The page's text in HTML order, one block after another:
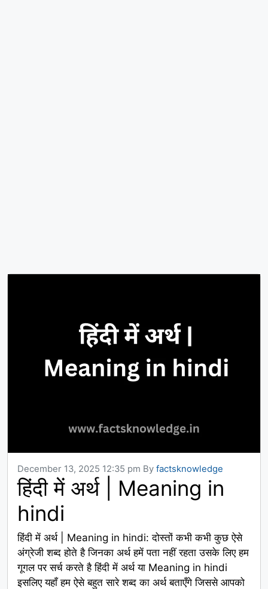
December 13, 2025 12:35 pm By factsknowledge
हिंदी में अर्थ | Meaning in
hindi
हिंदी में अर्थ | Meaning in hindi: दोस्तों कभी कभी कुछ ऐसे
अंग्रेजी शब्द होते है जिनका अर्थ हमें पता नहीं रहता उसके लिए हम
गूगल पर सर्च करते है हिंदी में अर्थ या Meaning in hindi
इसलिए यहाँ हम ऐसे बहुत सारे शब्द का अर्थ बताएँगे जिससे आपको